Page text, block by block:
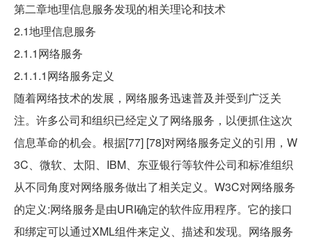
第二章地理信息服务发现的相关理论和技术
2.1地理信息服务
2.1.1网络服务
2.1.1.1网络服务定义
随着网络技术的发展，网络服务迅速普及并受到广泛关
注。许多公司和组织已经定义了网络服务，以便抓住这次
信息革命的机会。根据[77] [78]对网络服务定义的引用，W
3C、微软、太阳、IBM、东亚银行等软件公司和标准组织
从不同角度对网络服务做出了相关定义。W3C对网络服务
的定义:网络服务是由URI确定的软件应用程序。它的接口
和绑定可以通过XML组件来定义、描述和发现。网络服务